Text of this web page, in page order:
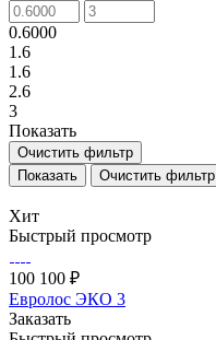
0.6000
1.6
1.6
2.6
3
Показать
Очистить фильтр
Очистить фильтр
Хит
Быстрый просмотр
100 100 ₽
Евролос ЭКО 3
Заказать